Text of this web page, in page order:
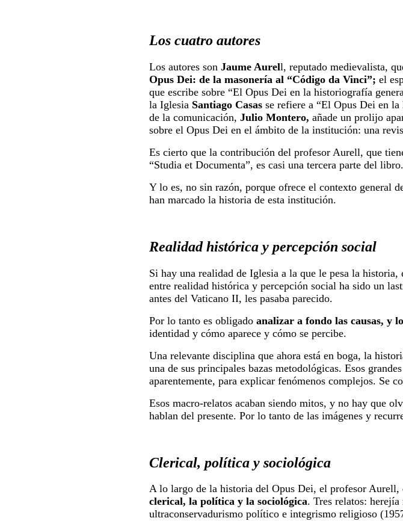
Los cuatro autores
Los autores son Jaume Aurell, reputado medievalista,
Opus Dei: de la masonería al “Código da Vinci”; el
que escribe sobre “El Opus Dei en la historiografía
la Iglesia Santiago Casas se refiere a “El Opus Dei en
de la comunicación, Julio Montero, añade un prolijo
sobre el Opus Dei en el ámbito de la institución: una
Es cierto que la contribución del profesor Aurell, que
“Studia et Documenta”, es casi una tercera parte del libro.
Y lo es, no sin razón, porque ofrece el contexto general
han marcado la historia de esta institución.
Realidad histórica y percepción social
Si hay una realidad de Iglesia a la que le pesa la
entre realidad histórica y percepción social ha sido un
antes del Vaticano II, les pasaba parecido.
Por lo tanto es obligado analizar a fondo las causas, y
identidad y cómo aparece y cómo se percibe.
Una relevante disciplina que ahora está en boga, la
una de sus principales bazas metodológicas. Esos
aparentemente, para explicar fenómenos complejos. Se
Esos macro-relatos acaban siendo mitos, y no hay que
hablan del presente. Por lo tanto de las imágenes y
Clerical, política y sociológica
A lo largo de la historia del Opus Dei, el profesor Aurell,
clerical, la política y la sociológica. Tres relatos:
ultraconservadurismo político e integrismo religioso